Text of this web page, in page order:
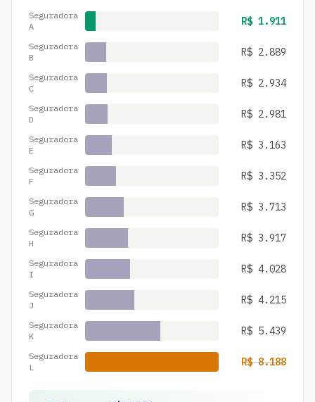
Seguradora
A
R$ 1.911
Seguradora
B
R$ 2.889
Seguradora
C
R$ 2.934
Seguradora
D
R$ 2.981
Seguradora
E
R$ 3.163
Seguradora
F
R$ 3.352
Seguradora
G
R$ 3.713
Seguradora
H
R$ 3.917
Seguradora
I
R$ 4.028
Seguradora
J
R$ 4.215
Seguradora
K
R$ 5.439
Seguradora
L
R$8.188